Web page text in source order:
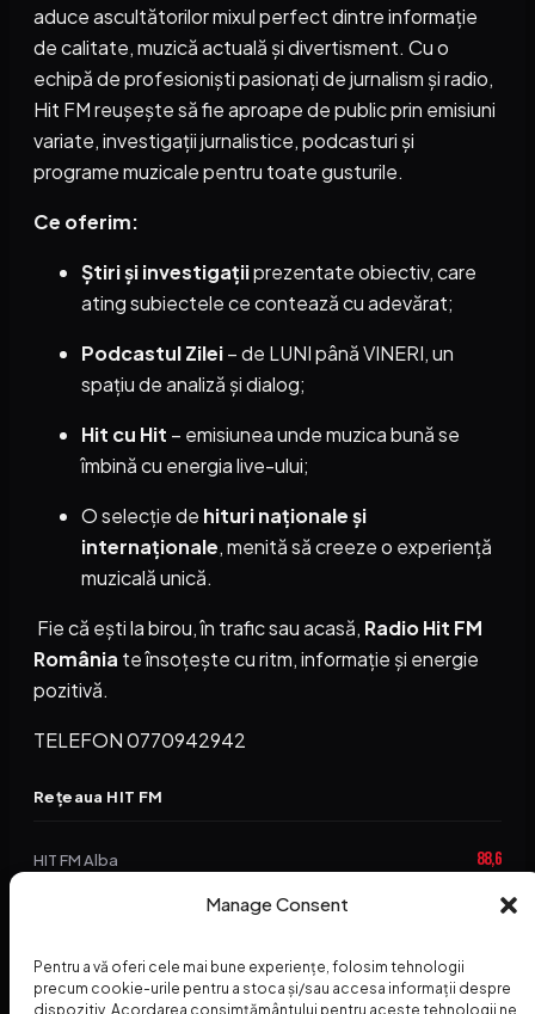
Manage Consent
Pentru a vă oferi cele mai bune experiențe, folosim tehnologii
precum cookie-urile pentru a stoca și/sau accesa informații despre
dispozitiv. Acordarea consimțământului pentru aceste tehnologii ne
aduce ascultătorilor mixul perfect dintre informație
de calitate, muzică actuală și divertisment. Cu o
echipă de profesioniști pasionați de jurnalism și radio,
Hit FM reușește să fie aproape de public prin emisiuni
variate, investigații jurnalistice, podcasturi și
programe muzicale pentru toate gusturile.
Ce oferim:
Știri și investigațiiprezentate obiectiv, care
ating subiectele ce contează cu adevărat;
Podcastul Zilei– de LUNI până VINERI, un
spațiu de analiză și dialog;
Hit cu Hit – emisiunea unde muzica bună se
îmbină cu energia live-ului;
O selecție de hituri naționale și
internaționale, menită să creeze o experiență
muzicală unică.
Fie că ești la birou, în trafic sau acasă, Radio Hit FM
România te însoțește cu ritm, informație și energie
pozitivă.
TELEFON 0770942942
Rețeaua HIT FM
HIT FM Alba 88,6
94,2
HIT FM Abrud 94,3